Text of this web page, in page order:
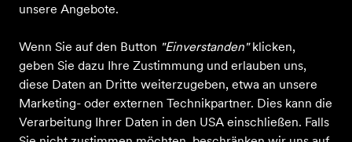
unsere Angebote.
Wenn Sie auf den Button "Einverstanden"klicken,
geben Sie dazu Ihre Zustimmung und erlauben uns,
diese Daten an Dritte weiterzugeben, etwa an unsere
Marketing- oder externen Technikpartner. Dies kann die
Verarbeitung Ihrer Daten in den USA einschließen. Falls
Der "Felsenweg Zelse" ist ein
absoluter Geheimtipp.
Ein Weg, der etwas in Vergessenheit geraten ist und
den viel gelobten Traumschleifen in absolut nichts